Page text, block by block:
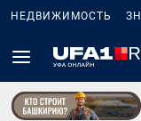
НЕДВИЖИМОСТЬ